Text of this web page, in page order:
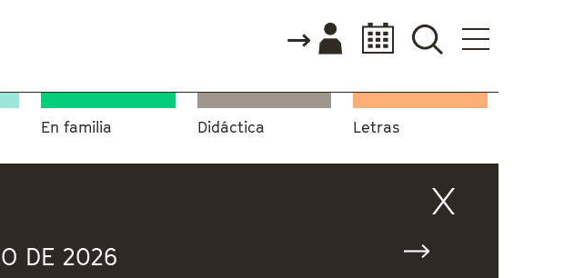
En familia Didáctica Letras
DE 2026